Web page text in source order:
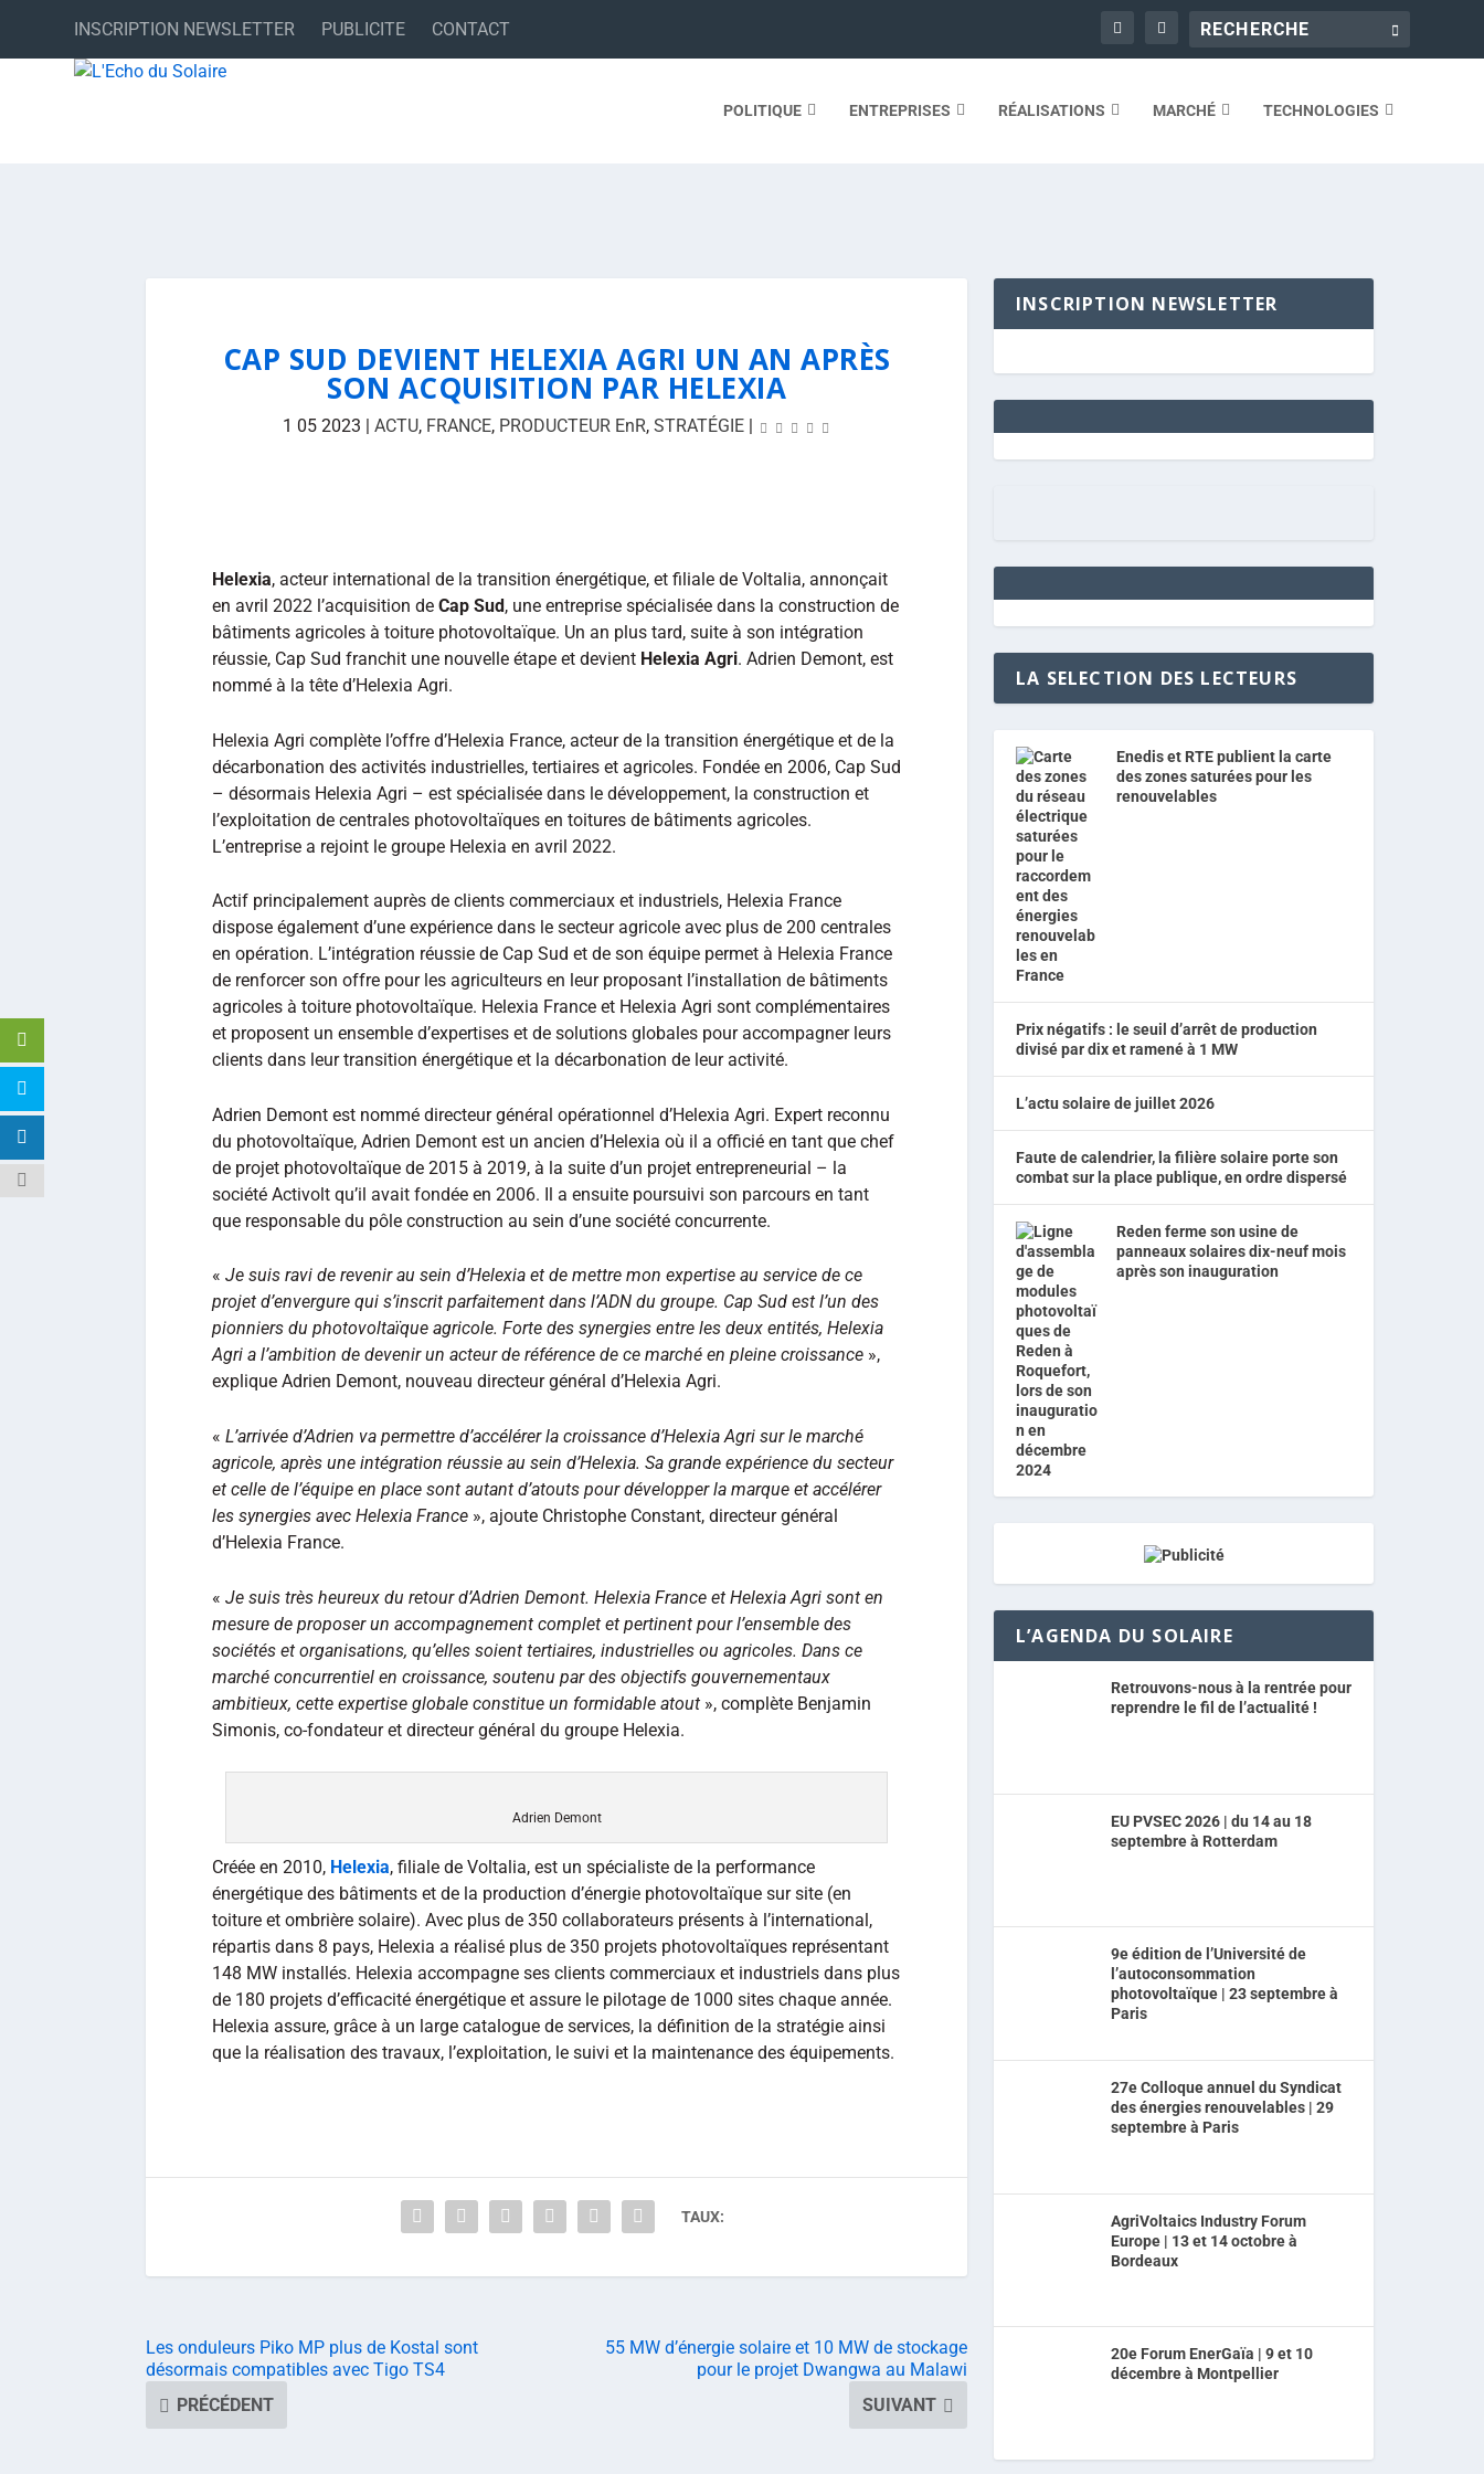
INSCRIPTION NEWSLETTER PUBLICITE CONTACT
POLITIQUE ENTREPRISES RÉALISATIONS MARCHÉ TECHNOLOGIES
CAP SUD DEVIENT HELEXIA AGRI UN AN APRÈS
SON ACQUISITION PAR HELEXIA
1 05 2023 | ACTU, FRANCE, PRODUCTEUR EnR, STRATÉGIE |
Helexia, acteur international de la transition énergétique, et filiale de Voltalia, annonçait
en avril 2022 l’acquisition de Cap Sud, une entreprise spécialisée dans la construction de
bâtiments agricoles à toiture photovoltaïque. Un an plus tard, suite à son intégration
réussie, Cap Sud franchit une nouvelle étape et devient Helexia Agri. Adrien Demont, est
nommé à la tête d’Helexia Agri.
Helexia Agri complète l’offre d’Helexia France, acteur de la transition énergétique et de la
décarbonation des activités industrielles, tertiaires et agricoles. Fondée en 2006, Cap Sud
– désormais Helexia Agri – est spécialisée dans le développement, la construction et
l’exploitation de centrales photovoltaïques en toitures de bâtiments agricoles.
L’entreprise a rejoint le groupe Helexia en avril 2022.
Actif principalement auprès de clients commerciaux et industriels, Helexia France
dispose également d’une expérience dans le secteur agricole avec plus de 200 centrales
en opération. L’intégration réussie de Cap Sud et de son équipe permet à Helexia France
de renforcer son offre pour les agriculteurs en leur proposant l’installation de bâtiments
agricoles à toiture photovoltaïque. Helexia France et Helexia Agri sont complémentaires
et proposent un ensemble d’expertises et de solutions globales pour accompagner leurs
clients dans leur transition énergétique et la décarbonation de leur activité.
Adrien Demont est nommé directeur général opérationnel d’Helexia Agri. Expert reconnu
du photovoltaïque, Adrien Demont est un ancien d’Helexia où il a officié en tant que chef
de projet photovoltaïque de 2015 à 2019, à la suite d’un projet entrepreneurial – la
société Activolt qu’il avait fondée en 2006. Il a ensuite poursuivi son parcours en tant
que responsable du pôle construction au sein d’une société concurrente.
« Je suis ravi de revenir au sein d’Helexia et de mettre mon expertise au service de ce
projet d’envergure qui s’inscrit parfaitement dans l’ADN du groupe. Cap Sud est l’un des
pionniers du photovoltaïque agricole. Forte des synergies entre les deux entités, Helexia
Agri a l’ambition de devenir un acteur de référence de ce marché en pleine croissance »,
explique Adrien Demont, nouveau directeur général d’Helexia Agri.
« L’arrivée d’Adrien va permettre d’accélérer la croissance d’Helexia Agri sur le marché
agricole, après une intégration réussie au sein d’Helexia. Sa grande expérience du secteur
et celle de l’équipe en place sont autant d’atouts pour développer la marque et accélérer
les synergies avec Helexia France », ajoute Christophe Constant, directeur général
d’Helexia France.
« Je suis très heureux du retour d’Adrien Demont. Helexia France et Helexia Agri sont en
mesure de proposer un accompagnement complet et pertinent pour l’ensemble des
sociétés et organisations, qu’elles soient tertiaires, industrielles ou agricoles. Dans ce
marché concurrentiel en croissance, soutenu par des objectifs gouvernementaux
ambitieux, cette expertise globale constitue un formidable atout », complète Benjamin
Simonis, co-fondateur et directeur général du groupe Helexia.
Adrien Demont
Créée en 2010, Helexia, filiale de Voltalia, est un spécialiste de la performance
énergétique des bâtiments et de la production d’énergie photovoltaïque sur site (en
toiture et ombrière solaire). Avec plus de 350 collaborateurs présents à l’international,
répartis dans 8 pays, Helexia a réalisé plus de 350 projets photovoltaïques représentant
148 MW installés. Helexia accompagne ses clients commerciaux et industriels dans plus
de 180 projets d’efficacité énergétique et assure le pilotage de 1000 sites chaque année.
Helexia assure, grâce à un large catalogue de services, la définition de la stratégie ainsi
que la réalisation des travaux, l’exploitation, le suivi et la maintenance des équipements.
TAUX:
Les onduleurs Piko MP plus de Kostal sont
désormais compatibles avec Tigo TS4
PRÉCÉDENT
55 MW d’énergie solaire et 10 MW de stockage
pour le projet Dwangwa au Malawi
SUIVANT
INSCRIPTION NEWSLETTER
LA SELECTION DES LECTEURS
Enedis et RTE publient la carte
des zones saturées pour les
renouvelables
Prix négatifs : le seuil d’arrêt de production
divisé par dix et ramené à 1 MW
L’actu solaire de juillet 2026
Faute de calendrier, la filière solaire porte son
combat sur la place publique, en ordre dispersé
Reden ferme son usine de
panneaux solaires dix-neuf mois
après son inauguration
L’AGENDA DU SOLAIRE
Retrouvons-nous à la rentrée pour
reprendre le fil de l’actualité !
EU PVSEC 2026 | du 14 au 18
septembre à Rotterdam
9e édition de l’Université de
l’autoconsommation
photovoltaïque | 23 septembre à
Paris
27e Colloque annuel du Syndicat
des énergies renouvelables | 29
septembre à Paris
AgriVoltaics Industry Forum
Europe | 13 et 14 octobre à
Bordeaux
20e Forum EnerGaïa | 9 et 10
décembre à Montpellier